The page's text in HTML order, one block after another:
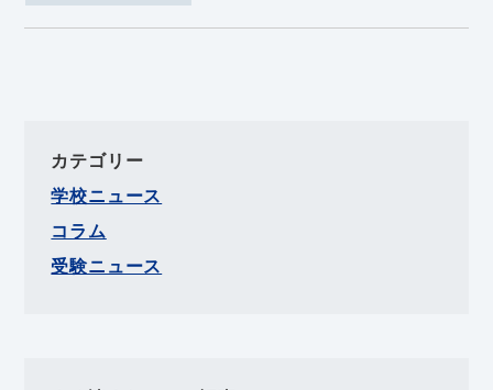
カテゴリー
学校ニュース
コラム
受験ニュース